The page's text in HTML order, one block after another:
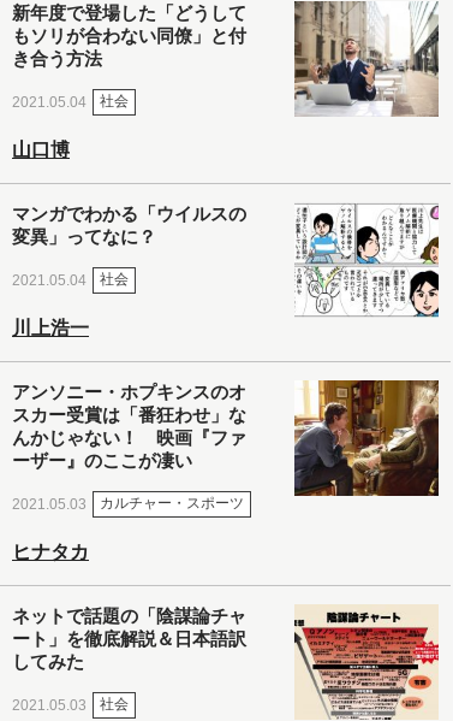
新年度で登場した「どうして
もソリが合わない同僚」と付
き合う方法
2021.05.04 社会
山口博
マンガでわかる「ウイルスの
変異」ってなに？
2021.05.04 社会
川上浩一
アンソニー・ホプキンスのオ
スカー受賞は「番狂わせ」な
んかじゃない！ 映画『ファ
ーザー』のここが凄い
2021.05.03 カルチャー・スポーツ
ヒナタカ
ネットで話題の「陰謀論チャ
ート」を徹底解説＆日本語訳
してみた
2021.05.03 社会